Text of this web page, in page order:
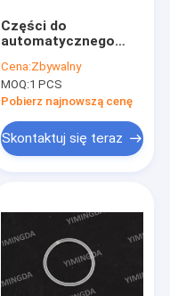
Części do
automatycznego
Szybki wał dla
maszyny do cięcia
S7200 GT7250
Cena:Zbywalny
MOQ:1 PCS
Pobierz najnowszą cenę
Skontaktuj się teraz